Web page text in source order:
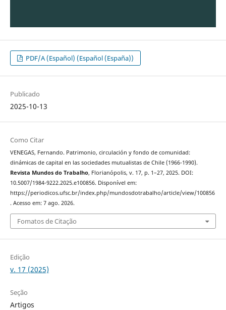
PDF/A (Español) (Español (España))
Publicado
2025-10-13
Como Citar
VENEGAS, Fernando. Patrimonio, circulación y fondo de comunidad:
dinámicas de capital en las sociedades mutualistas de Chile (1966-1990).
Revista Mundos do Trabalho, Florianópolis, v. 17, p. 1–27, 2025. DOI:
10.5007/1984-9222.2025.e100856. Disponível em:
https://periodicos.ufsc.br/index.php/mundosdotrabalho/article/view/100856
. Acesso em: 7 ago. 2026.
Fomatos de Citação
Edição
v. 17 (2025)
Seção
Artigos